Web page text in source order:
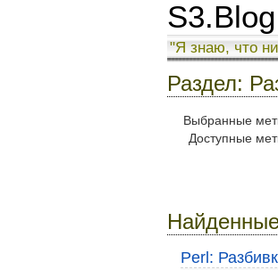
S3.Blog
"Я знаю, что
Раздел:
Выбранные
Доступные
Perl: